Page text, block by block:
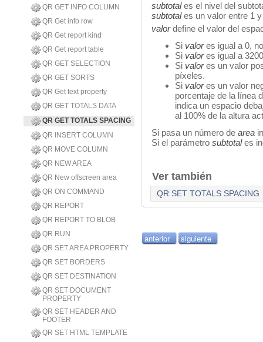
QR GET INFO COLUMN
QR Get info row
QR Get report kind
QR Get report table
QR GET SELECTION
QR GET SORTS
QR Get text property
QR GET TOTALS DATA
QR GET TOTALS SPACING
QR INSERT COLUMN
QR MOVE COLUMN
QR NEW AREA
QR New offscreen area
QR ON COMMAND
QR REPORT
QR REPORT TO BLOB
QR RUN
QR SET AREA PROPERTY
QR SET BORDERS
QR SET DESTINATION
QR SET DOCUMENT
PROPERTY
QR SET HEADER AND
FOOTER
QR SET HTML TEMPLATE
subtotales el nivel del
subtotales un valor entre 1
valordefine el valor del
Si valores igual a 0,
Si valores igual a
Si valores un valor
píxeles.
Si valores un valor
porcentaje de la línea
indica un espacio
al 100% de la altura
Si pasa un número de area
Si el parámetro subtotales
Ver también
QR SET TOTALS SPACING
anterior siguiente